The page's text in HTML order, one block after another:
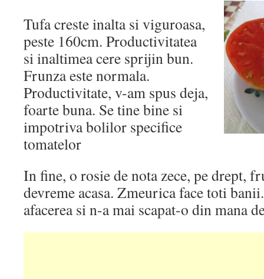
Tufa creste inalta si viguroasa,
peste 160cm. Productivitatea
si inaltimea cere sprijin bun.
Frunza este normala.
Productivitate, v-am spus deja,
foarte buna. Se tine bine si
impotriva bolilor specifice
tomatelor
In fine, o rosie de nota zece, pe drept,
devreme acasa. Zmeurica face toti
afacerea si n-a mai scapat-o din mana